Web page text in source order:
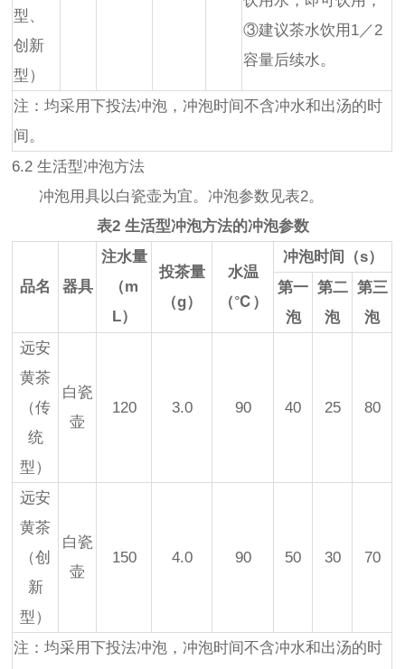
型、
创新
型）
③建议茶水饮用1／2
容量后续水。
注：均采用下投法冲泡，冲泡时间不含冲水和出汤的时
间。
6.2 生活型冲泡方法
冲泡用具以白瓷壶为宜。冲泡参数见表2。
表2 生活型冲泡方法的冲泡参数
品名 器具
注水量
（m
L）
投茶量
（g）
水温
（℃）
冲泡时间（s）
第一
泡
第二
泡
第三
泡
远安
黄茶
（传
统
型）
白瓷
壶
120 3.0 90 40 25 80
远安
黄茶
（创
新
型）
白瓷
壶
150 4.0 90 50 30 70
注：均采用下投法冲泡，冲泡时间不含冲水和出汤的时